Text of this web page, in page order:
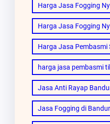
Harga Jasa Fogging
Harga Jasa Fogging
Harga Jasa Pembasmi
harga jasa pembasmi
Jasa Anti Rayap
Jasa Fogging di